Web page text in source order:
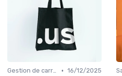
Gestion de carrière • 16/12/2025